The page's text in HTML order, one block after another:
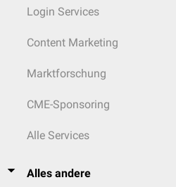
Login Services
Content Marketing
Marktforschung
CME-Sponsoring
Alle Services
Alles andere